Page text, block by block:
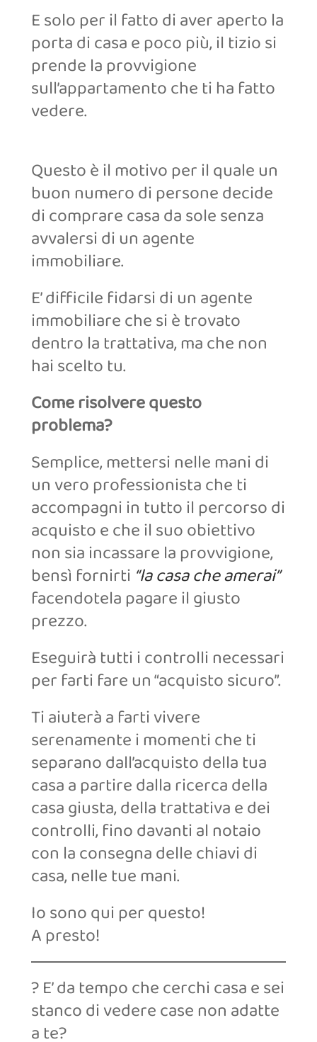
E solo per il fatto di aver aperto la
porta di casa e poco più, il tizio si
prende la provvigione
sull’appartamento che ti ha fatto
vedere.
Questo è il motivo per il quale un
buon numero di persone decide
di comprare casa da sole senza
avvalersi di un agente
immobiliare.
E’ difficile fidarsi di un agente
immobiliare che si è trovato
dentro la trattativa, ma che non
hai scelto tu.
Come risolvere questo
problema?
Semplice, mettersi nelle mani di
un vero professionista che ti
accompagni in tutto il percorso di
acquisto e che il suo obiettivo
non sia incassare la provvigione,
bensì fornirti “la casa che amerai”
facendotela pagare il giusto
prezzo.
Eseguirà tutti i controlli necessari
per farti fare un “acquisto sicuro”.
Ti aiuterà a farti vivere
serenamente i momenti che ti
separano dall’acquisto della tua
casa a partire dalla ricerca della
casa giusta, della trattativa e dei
controlli, fino davanti al notaio
con la consegna delle chiavi di
casa, nelle tue mani.
Io sono qui per questo!
A presto!
? E’ da tempo che cerchi casa e sei
stanco di vedere case non adatte
a te?